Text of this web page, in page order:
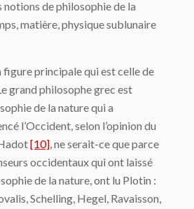
notions de philosophie de la
matière, phy­sique sublunaire
figure principale qui est celle de
grand philo­sophe grec est
de la nature qui a
l’Oc­cident, selon l’opinion du
[10], ne serait-ce que parce
occidentaux qui ont laissé
de la nature, ont lu Plotin :
Schelling, Hegel, Ravaisson,